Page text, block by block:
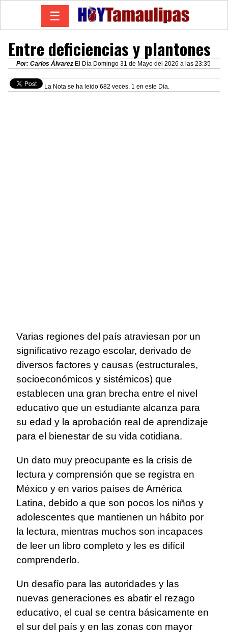
☰
Entre deficiencias y plantones
Por: Carlos Álvarez El Día Domingo 31 de Mayo del 2026 a las 23:35
La Nota se ha leido 682 veces. 1 en este Día.
Varias regiones del país atraviesan por un
significativo rezago escolar, derivado de
diversos factores y causas (estructurales,
socioeconómicos y sistémicos) que
establecen una gran brecha entre el nivel
educativo que un estudiante alcanza para
su edad y la aprobación real de aprendizaje
para el bienestar de su vida cotidiana.
Un dato muy preocupante es la crisis de
lectura y comprensión que se registra en
México y en varios países de América
Latina, debido a que son pocos los niños y
adolescentes que mantienen un hábito por
la lectura, mientras muchos son incapaces
de leer un libro completo y les es difícil
comprenderlo.
Un desafío para las autoridades y las
nuevas generaciones es abatir el rezago
educativo, el cual se centra básicamente en
el sur del país y en las zonas con mayor